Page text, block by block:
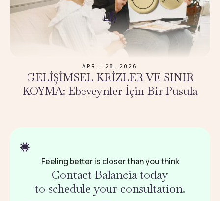
APRIL 28, 2026
GELİŞİMSEL KRİZLER VE SINIR
KOYMA: Ebeveynler İçin Bir Pusula
Feeling better is closer than you think
Contact Balancia today
to schedule your consultation.